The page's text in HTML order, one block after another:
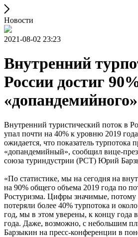
Новости
2021-08-02 23:23
Внутренний
России достиг
Внутренний туристический поток в
упал почти на 40% к уровню 2019
ожидается, что показатель турпотока
«допандемийный», сообщил вице-
союза туриндустрии (РСТ) Юрий
«По статистике, мы на сегодня на
на 90% общего объема 2019 года по
Ростуризма. Цифры значимые, потому
потеряли более 40% турпотока и
год, мы в этом уверены, к концу года
года. Даже, возможно, с небольшим
Барзыкин на пресс-конференции в